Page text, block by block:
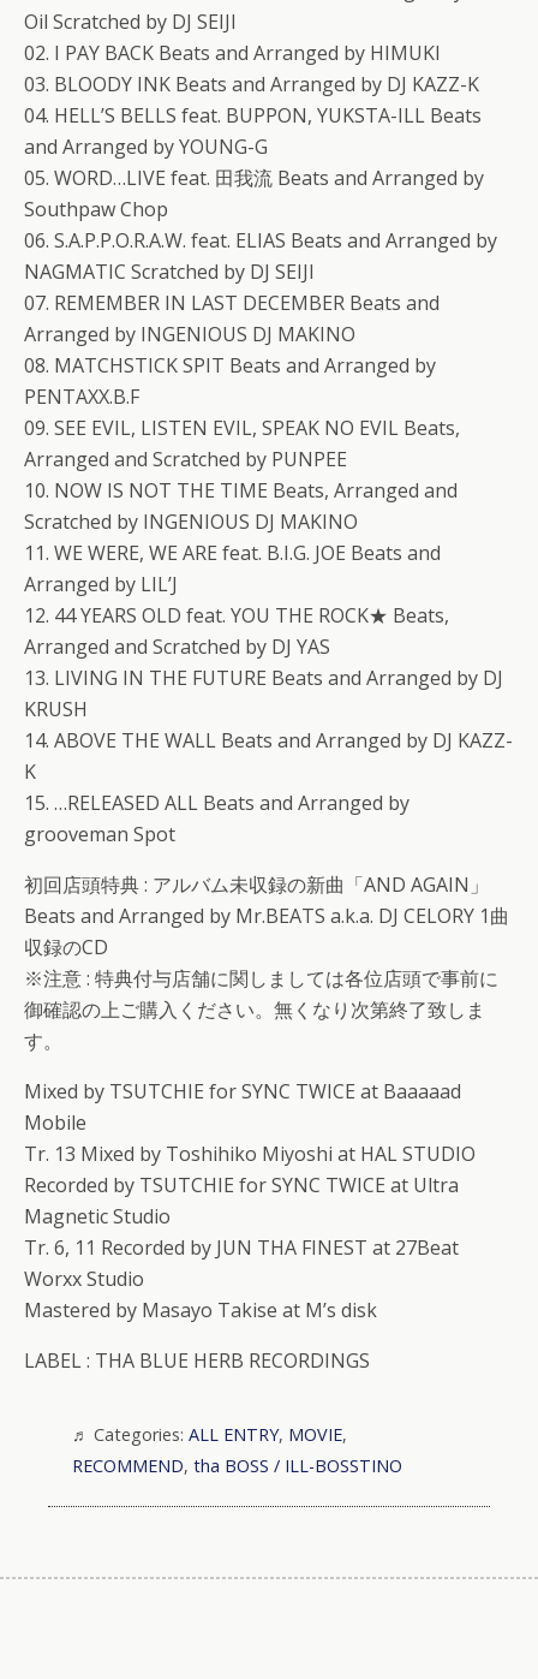
Oil Scratched by DJ SEIJI
02. I PAY BACK Beats and Arranged by HIMUKI
03. BLOODY INK Beats and Arranged by DJ KAZZ-K
04. HELL’S BELLS feat. BUPPON, YUKSTA-ILL Beats
and Arranged by YOUNG-G
05. WORD…LIVE feat. 田我流 Beats and Arranged by
Southpaw Chop
06. S.A.P.P.O.R.A.W. feat. ELIAS Beats and Arranged by
NAGMATIC Scratched by DJ SEIJI
07. REMEMBER IN LAST DECEMBER Beats and
Arranged by INGENIOUS DJ MAKINO
08. MATCHSTICK SPIT Beats and Arranged by
PENTAXX.B.F
09. SEE EVIL, LISTEN EVIL, SPEAK NO EVIL Beats,
Arranged and Scratched by PUNPEE
10. NOW IS NOT THE TIME Beats, Arranged and
Scratched by INGENIOUS DJ MAKINO
11. WE WERE, WE ARE feat. B.I.G. JOE Beats and
Arranged by LIL’J
12. 44 YEARS OLD feat. YOU THE ROCK★ Beats,
Arranged and Scratched by DJ YAS
13. LIVING IN THE FUTURE Beats and Arranged by DJ
KRUSH
14. ABOVE THE WALL Beats and Arranged by DJ KAZZ-
K
15. …RELEASED ALL Beats and Arranged by
grooveman Spot
初回店頭特典 : アルバム未収録の新曲「AND AGAIN」
Beats and Arranged by Mr.BEATS a.k.a. DJ CELORY 1曲
収録のCD
※注意 : 特典付与店舗に関しましては各位店頭で事前に
御確認の上ご購入ください。無くなり次第終了致しま
す。
Mixed by TSUTCHIE for SYNC TWICE at Baaaaad
Mobile
Tr. 13 Mixed by Toshihiko Miyoshi at HAL STUDIO
Recorded by TSUTCHIE for SYNC TWICE at Ultra
Magnetic Studio
Tr. 6, 11 Recorded by JUN THA FINEST at 27Beat
Worxx Studio
Mastered by Masayo Takise at M’s disk
LABEL : THA BLUE HERB RECORDINGS
Categories: ALL ENTRY, MOVIE,
RECOMMEND, tha BOSS / ILL-BOSSTINO